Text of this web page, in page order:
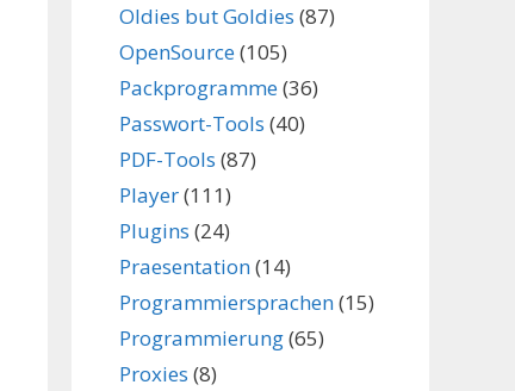
Oldies but Goldies (87)
OpenSource(105)
Packprogramme(36)
Passwort-Tools (40)
PDF-Tools (87)
Player(111)
Plugins (24)
Praesentation(14)
Programmiersprachen(15)
Programmierung(65)
Proxies (8)